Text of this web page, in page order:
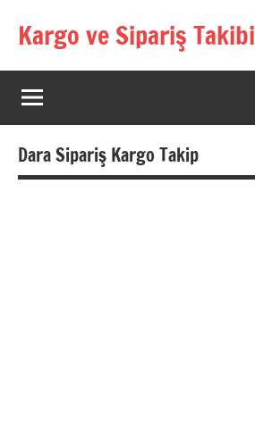
Kargo ve Sipariş Takibi
Kargo
Takip
Rehberi
Dara Sipariş Kargo Takip